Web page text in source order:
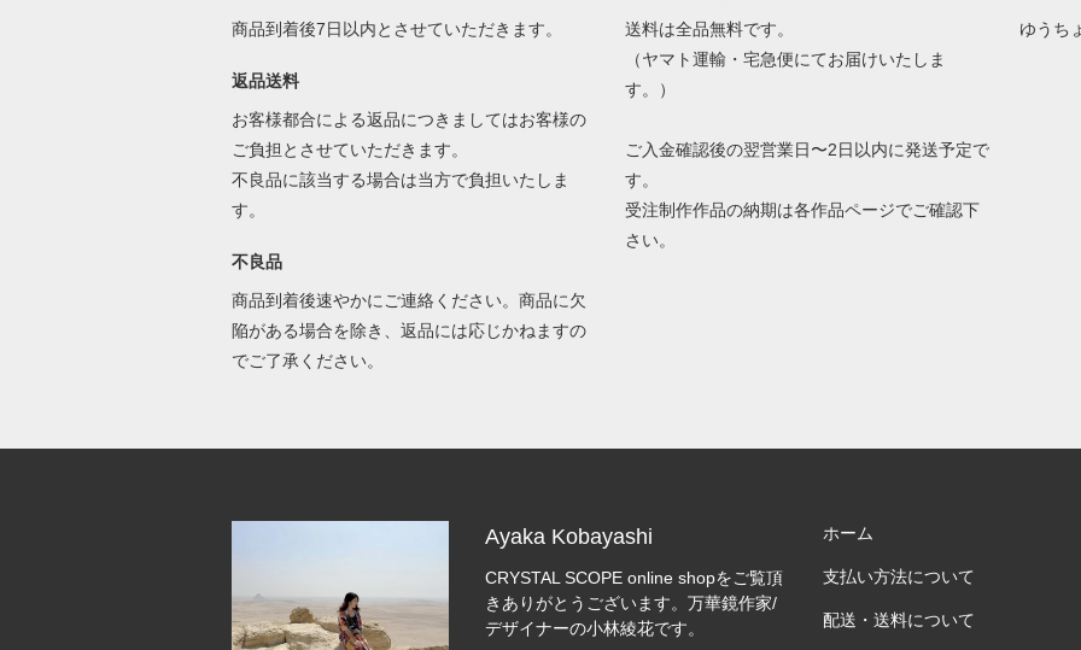
商品到着後7日以内とさせていただきます。
返品送料
お客様都合による返品につきましてはお客様の
ご負担とさせていただきます。
不良品に該当する場合は当方で負担いたしま
す。
不良品
商品到着後速やかにご連絡ください。商品に欠
陥がある場合を除き、返品には応じかねますの
でご了承ください。
送料は全品無料です。
（ヤマト運輸・宅急便にてお届けいたしま
す。）
ご入金確認後の翌営業日〜2日以内に発送予定で
す。
受注制作作品の納期は各作品ページでご確認下
さい。
ゆうち
Ayaka Kobayashi
CRYSTAL SCOPE online shopをご覧頂
きありがとうございます。万華鏡作家/
デザイナーの小林綾花です。
ホーム
支払い方法について
配送・送料について